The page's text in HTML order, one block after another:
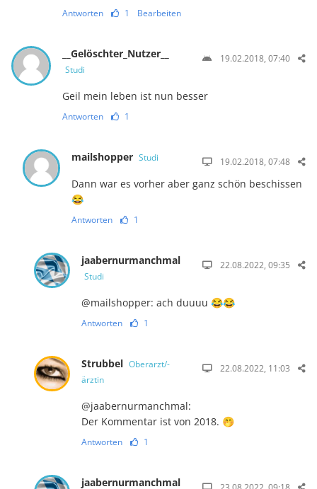
Antworten 1 Bearbeiten
__Gelöschter_Nutzer__
Studi
19.02.2018, 07:40
Geil mein leben ist nun besser
Antworten 1
mailshopper Studi 19.02.2018, 07:48
Dann war es vorher aber ganz schön beschissen
😂
Antworten 1
jaabernurmanchmal
Studi
22.08.2022, 09:35
@mailshopper: ach duuuu 😂😂
Antworten 1
Strubbel Oberarzt/-
ärztin
22.08.2022, 11:03
@jaabernurmanchmal:
Der Kommentar ist von 2018. 🤭
Antworten 1
jaabernurmanchmal